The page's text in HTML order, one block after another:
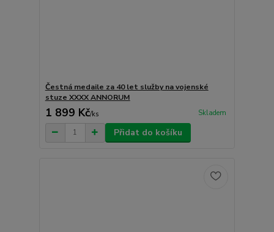
Čestná medaile za 40 let služby na vojenské
stuze XXXX ANNORUM
1 899 Kč/ks Skladem
Přidat do košíku